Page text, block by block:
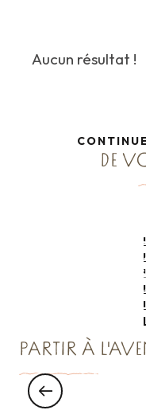
Aucun résultat !
DE
Balades
PARTIR À